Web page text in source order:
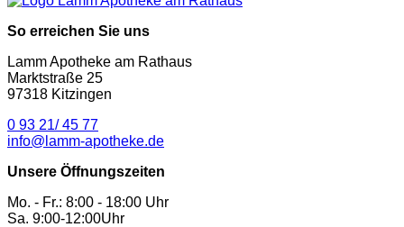
So erreichen Sie uns
Lamm Apotheke am Rathaus
Marktstraße 25
97318 Kitzingen
0 93 21/ 45 77
info@lamm-apotheke.de
Unsere Öffnungszeiten
Mo. - Fr.: 8:00 - 18:00 Uhr
Sa. 9:00-12:00Uhr